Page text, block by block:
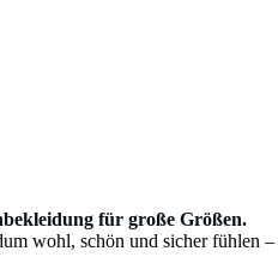
für große Größen.
wohl, schön und sicher fühlen –